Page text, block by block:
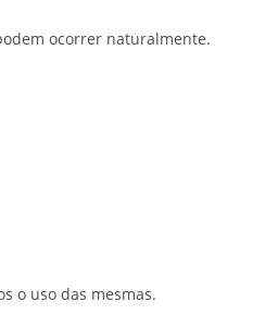
ocorrer naturalmente.
o uso das mesmas.